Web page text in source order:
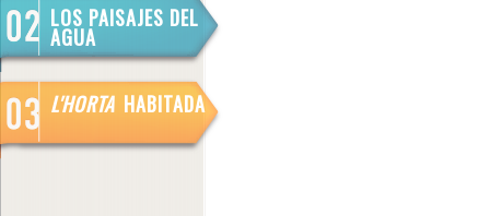
LOS PAISAJES DEL
AGUA
L'HORTA HABITADA